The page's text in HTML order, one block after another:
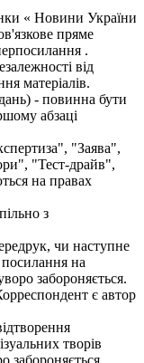
« Новини України
пряме
.
від
матеріалів.
- повинна бути
абзаці
"Заява",
"Тест-драйв",
на правах
з
чи наступне
на
забороняється.
є автор
творів
забороняється.